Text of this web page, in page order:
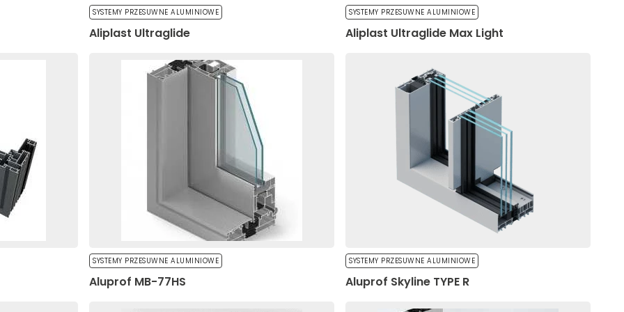
do spersonalizowania treści i reklam, aby oferować funkcje społecznościowe i
witrynie. Informacje o tym, jak korzystasz z naszej witryny, udostępniamy partnerom
i analitycznym. Partnerzy mogą połączyć te informacje z innymi danymi
uzyskanymi podczas korzystania z ich usług.
przetwarzanie swoich danych osobowych
29 sierpnia 1997 r. o ochronie praw
Europejskiego i Rady (UE) 2016/679 z dnia
danych osobowych i w sprawie
U. UE. L. z 2016 r. Nr 119) zwanego „RODO”.
Wyślij
SYSTEMY PRZESUWNE ALUMINIOWE
Aliplast Ultraglide
SYSTEMY PRZESUWNE ALUMINIOWE
Aliplast Ultraglide Max Light
SYSTEMY PRZESUWNE ALUMINIOWE
Aluprof MB-77HS
SYSTEMY PRZESUWNE ALUMINIOWE
Aluprof Skyline TYPE R